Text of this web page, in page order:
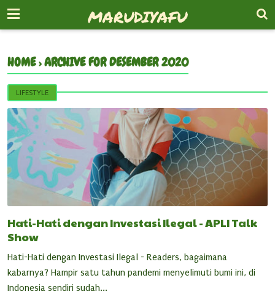
MARUDIYAFU
HOME›ARCHIVE FOR DESEMBER 2020
LIFESTYLE
Hati-Hati dengan Investasi Ilegal - APLI Talk
Show
Hati-Hati dengan Investasi Ilegal - Readers, bagaimana
kabarnya? Hampir satu tahun pandemi menyelimuti bumi ini, di
Indonesia sendiri sudah...